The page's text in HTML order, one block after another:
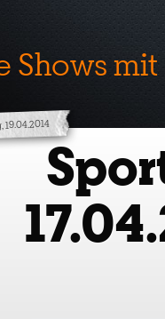
Shows mit
19.04.2014